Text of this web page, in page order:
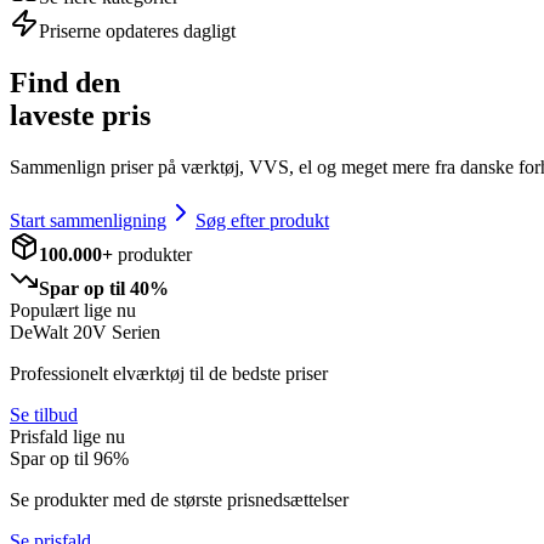
Priserne opdateres dagligt
Find den
laveste pris
Sammenlign priser på værktøj, VVS, el og meget mere fra danske
Start sammenligning
Søg efter produkt
100.000+ produkter
Spar op til 40%
Populært lige nu
DeWalt 20V Serien
Professionelt elværktøj til de bedste priser
Se tilbud
Prisfald lige nu
Spar op til 96%
Se produkter med de største prisnedsættelser